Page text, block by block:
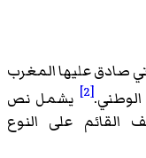
صادق عليها المغرب
[2]
يشمل نص
القائم على النوع